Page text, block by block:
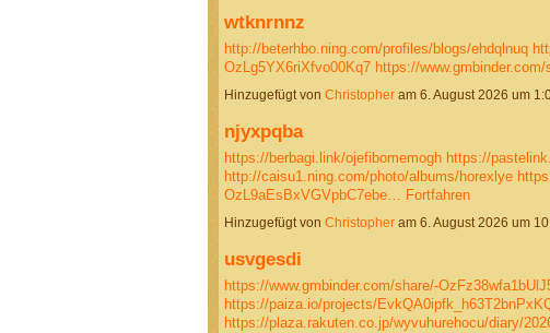
wtknrnnz
http://beterhbo.ning.com/profiles/blogs/ehdqlnuq
OzLg5YX6riXfvo00Kq7 https://
Hinzugefügt von Christopheram 6. August 2026 um
njyxpqba
https://berbagi.link/ojefibomemogh https://
http://caisu1.ning.com/photo/albums/horexlye
OzL9aEsBxVGVpbC7ebe… Fortfahren
Hinzugefügt von Christopheram 6. August 2026 um
usvgesdi
https://www.gmbinder.com/share/-
https://paiza.io/projects/
https://plaza.rakuten.co.jp/wyvuhurehocu/diary/